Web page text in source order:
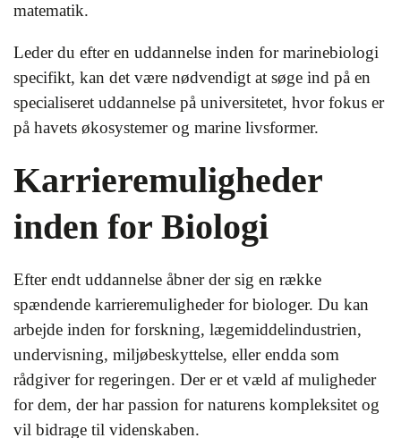
matematik.
Leder du efter en uddannelse inden for marinebiologi
specifikt, kan det være nødvendigt at søge ind på en
specialiseret uddannelse på universitetet, hvor fokus er
på havets økosystemer og marine livsformer.
Karrieremuligheder
inden for Biologi
Efter endt uddannelse åbner der sig en række
spændende karrieremuligheder for biologer. Du kan
arbejde inden for forskning, lægemiddelindustrien,
undervisning, miljøbeskyttelse, eller endda som
rådgiver for regeringen. Der er et væld af muligheder
for dem, der har passion for naturens kompleksitet og
vil bidrage til videnskaben.